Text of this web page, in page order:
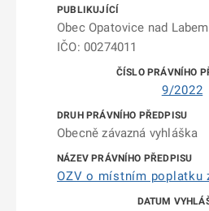
Obec Opatovice nad Labem
IČO: 00274011
9/2022
Obecně závazná vyhláška
OZV o místním poplatku